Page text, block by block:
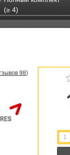
(≥ 4)
98)